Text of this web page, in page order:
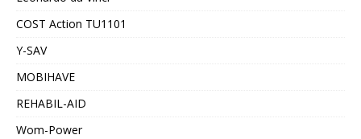
COST Action TU1101
Y-SAV
MOBIHAVE
REHABIL-AID
Wom-Power